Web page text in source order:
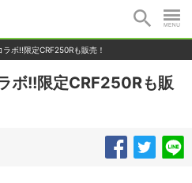
ボ!!限定CRF250Rも販売！
ボ!!限定CRF250Rも販